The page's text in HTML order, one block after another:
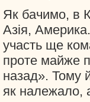
Як бачимо, в
Азія,
участь ще
проте майже
назад». Тому
як належало,